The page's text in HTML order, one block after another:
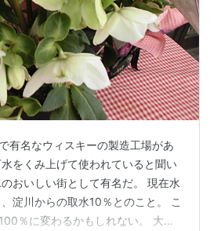
有名なウィスキーの製造工場があ
をくみ上げて使われていると聞い
おいしい街として有名だ。 現在水
淀川からの取水10％とのこと。 こ
％に変わるかもしれない。 大阪